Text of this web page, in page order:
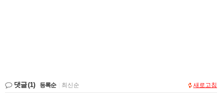
댓글(1) 등록순 최신순 새로고침